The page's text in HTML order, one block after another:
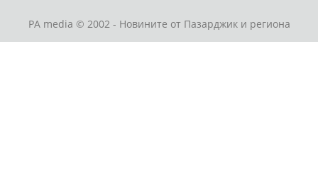
PA media © 2002 - Новините от Пазарджик и региона